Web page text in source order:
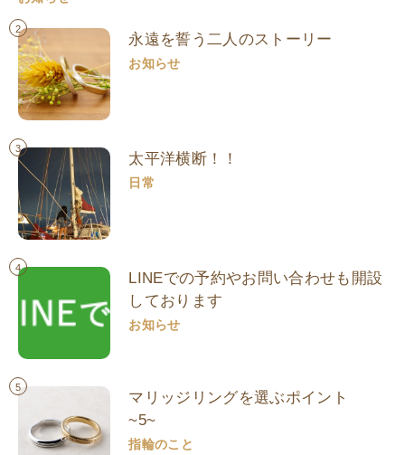
2
永遠を誓う二人のストーリー
お知らせ
3
太平洋横断！！
日常
4
LINEでの予約やお問い合わせも開設
しております
お知らせ
5
マリッジリングを選ぶポイント
~5~
指輪のこと